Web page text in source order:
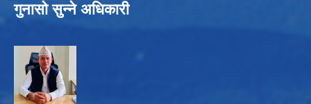
गुनासो सुन्ने अधिकारी